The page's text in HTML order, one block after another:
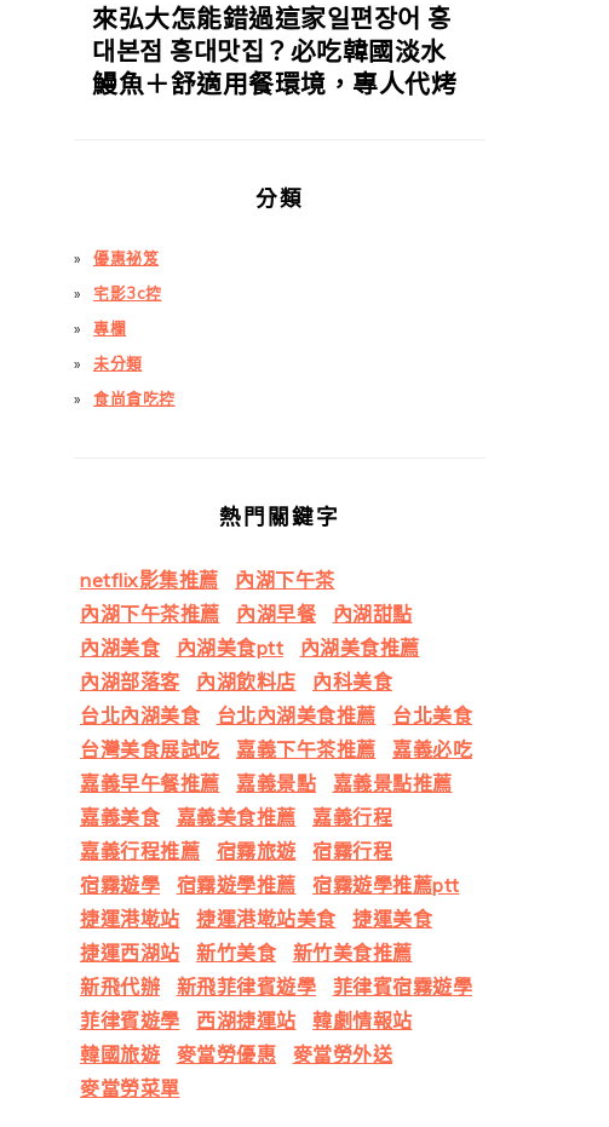
來弘大怎能錯過這家일편장어 홍
대본점 홍대맛집？必吃韓國淡水
鰻魚＋舒適用餐環境，專人代烤
分類
優惠祕笈
宅影3c控
專欄
未分類
食尚貪吃控
熱門關鍵字
netflix影集推薦
內湖下午茶
內湖下午茶推薦
內湖早餐
內湖甜點
內湖美食
內湖美食ptt
內湖美食推薦
內湖部落客
內湖飲料店
內科美食
台北內湖美食
台北內湖美食推薦
台北美食
台灣美食展試吃
嘉義下午茶推薦
嘉義必吃
嘉義早午餐推薦
嘉義景點
嘉義景點推薦
嘉義美食
嘉義美食推薦
嘉義行程
嘉義行程推薦
宿霧旅遊
宿霧行程
宿霧遊學
宿霧遊學推薦
宿霧遊學推薦ptt
捷運港墘站
捷運港墘站美食
捷運美食
捷運西湖站
新竹美食
新竹美食推薦
新飛代辦
新飛菲律賓遊學
菲律賓宿霧遊學
菲律賓遊學
西湖捷運站
韓劇情報站
韓國旅遊
麥當勞優惠
麥當勞外送
麥當勞菜單